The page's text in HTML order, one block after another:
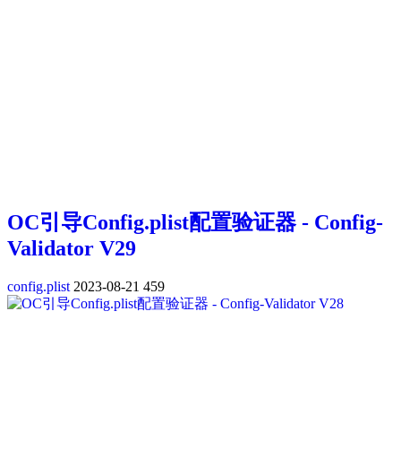
OC引导Config.plist配置验证器 - Config-
Validator V29
config.plist 2023-08-21 459